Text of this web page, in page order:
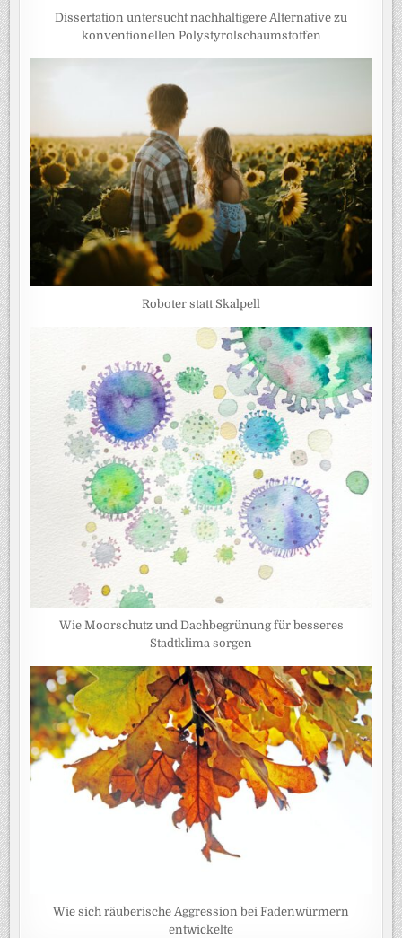
Dissertation untersucht nachhaltigere Alternative zu
konventionellen Polystyrolschaumstoffen
Roboter statt Skalpell
Wie Moorschutz und Dachbegrünung für besseres
Stadtklima sorgen
Wie sich räuberische Aggression bei Fadenwürmern
entwickelte